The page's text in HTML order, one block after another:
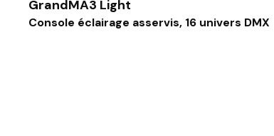
GrandMA3 Light
Console éclairage asservis, 16 univers DMX